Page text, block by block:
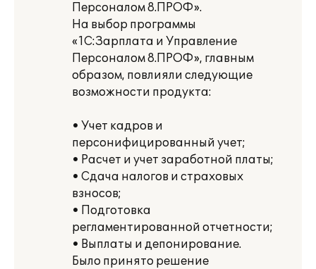
Персоналом 8.ПРОФ».
На выбор программы
«1С:Зарплата и Управление
Персоналом 8.ПРОФ», главным
образом, повлияли следующие
возможности продукта:
• Учет кадров и
персонифицированный учет;
• Расчет и учет заработной платы;
• Сдача налогов и страховых
взносов;
• Подготовка
регламентированной отчетности;
• Выплаты и депонирование.
Было принято решение